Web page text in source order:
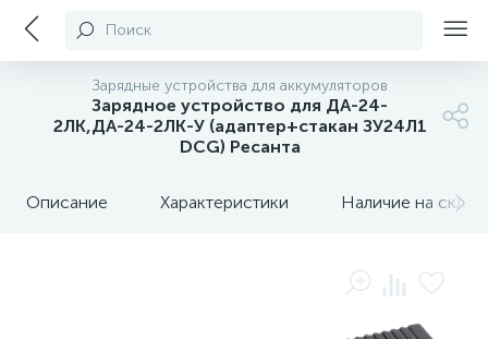
Поиск
Зарядные устройства для аккумуляторов
Зарядное устройство для ДА-24-
2ЛК,ДА-24-2ЛК-У (адаптер+стакан ЗУ24Л1
DCG) Ресанта
Описание Характеристики Наличие на